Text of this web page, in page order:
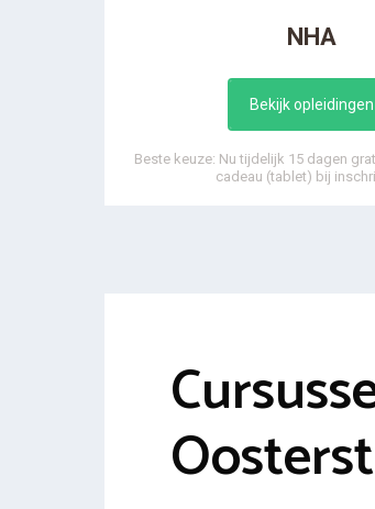
NHA
Bekijk opleidingen
Beste keuze: Nu tijdelijk 15 dagen
cadeau (tablet) bij